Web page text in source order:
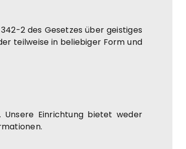
2 des Gesetzes über geistiges
teilweise in beliebiger Form und
Unsere Einrichtung bietet weder